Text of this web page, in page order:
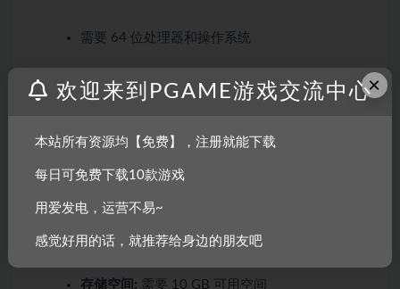
需要 64 位处理器和操作系统
最低配置:
需要 64 位处理器和操作系统
内存:4 GB RAM
显卡:Nvidia Geforce GTX 670 or AMD Radeon
存储空间: 需要 10 GB 可用空间
×
欢迎来到PGAME游戏交流中心
本站所有资源均【免费】，注册就能下载
每日可免费下载10款游戏
用爱发电，运营不易~
感觉好用的话，就推荐给身边的朋友吧